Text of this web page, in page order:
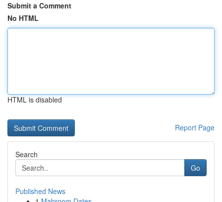
Submit a Comment
No HTML
HTML is disabled
Report Page
Search
Go
Published News